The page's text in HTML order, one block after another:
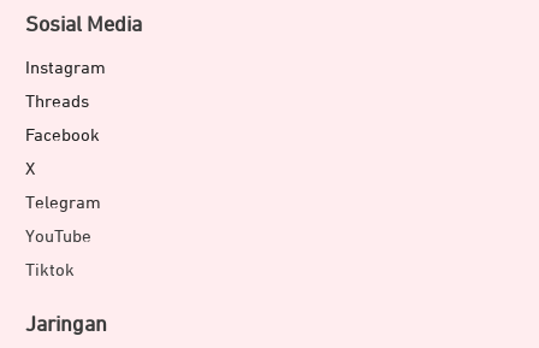
Selain bisa diandalkan, sistem navigasi di
mendukung untuk keselamatan saat berada di area
outdoor. Dukungan fitur dual-frekuensi menjadikan data
GPS lebih akurat, termasuk di area perkotaan sekalipun.
Beberapa fitur outdoor yang membantu kenyamanan
pengguna ini antara lain:
Sun Movement:
Sosial Media
Instagram
Threads
Facebook
X
Telegram
YouTube
Tiktok
Jaringan